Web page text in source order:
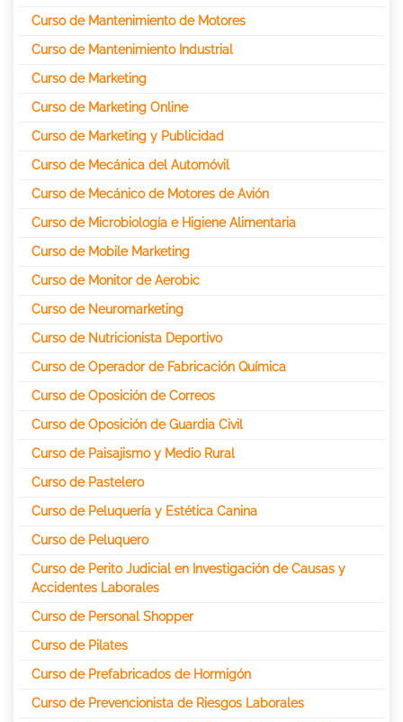
Curso de Mantenimiento de Motores
Curso de Mantenimiento Industrial
Curso de Marketing
Curso de Marketing Online
Curso de Marketing y Publicidad
Curso de Mecánica del Automóvil
Curso de Mecánico de Motores de Avión
Curso de Microbiología e Higiene Alimentaria
Curso de Mobile Marketing
Curso de Monitor de Aerobic
Curso de Neuromarketing
Curso de Nutricionista Deportivo
Curso de Operador de Fabricación Química
Curso de Oposición de Correos
Curso de Oposición de Guardia Civil
Curso de Paisajismo y Medio Rural
Curso de Pastelero
Curso de Peluquería y Estética Canina
Curso de Peluquero
Curso de Perito Judicial en Investigación de Causas y
Accidentes Laborales
Curso de Personal Shopper
Curso de Pilates
Curso de Prefabricados de Hormigón
Curso de Prevencionista de Riesgos Laborales